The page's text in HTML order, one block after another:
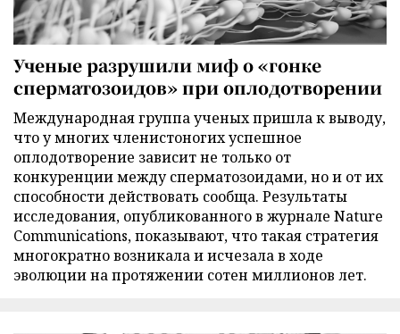
Ученые разрушили миф о «гонке
сперматозоидов» при оплодотворении
Международная группа ученых пришла к выводу,
что у многих членистоногих успешное
оплодотворение зависит не только от
конкуренции между сперматозоидами, но и от их
способности действовать сообща. Результаты
исследования, опубликованного в журнале Nature
Communications, показывают, что такая стратегия
многократно возникала и исчезала в ходе
эволюции на протяжении сотен миллионов лет.